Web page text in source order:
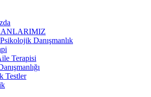
Danışmanlık
Terapisi
Testler